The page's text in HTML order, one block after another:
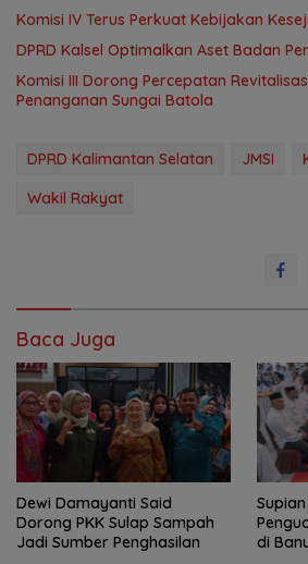
Komisi IV Terus Perkuat Kebijakan
‎DPRD Kalsel Optimalkan Aset Badan
‎Komisi III Dorong Percepatan
Penanganan Sungai Batola
DPRD Kalimantan Selatan JMSI
Wakil Rakyat
Baca Juga
Dewi Damayanti Said
Dorong PKK Sulap Sampah
Jadi Sumber Penghasilan
di